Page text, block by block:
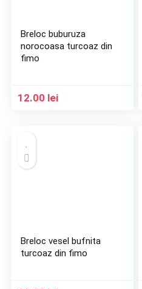
Breloc buburuza
norocoasa turcoaz din
fimo
12.00 lei
Breloc vesel bufnita
turcoaz din fimo